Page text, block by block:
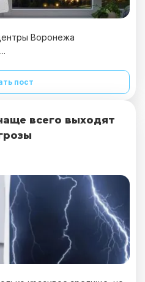
Воронежа
пост
всего выходят